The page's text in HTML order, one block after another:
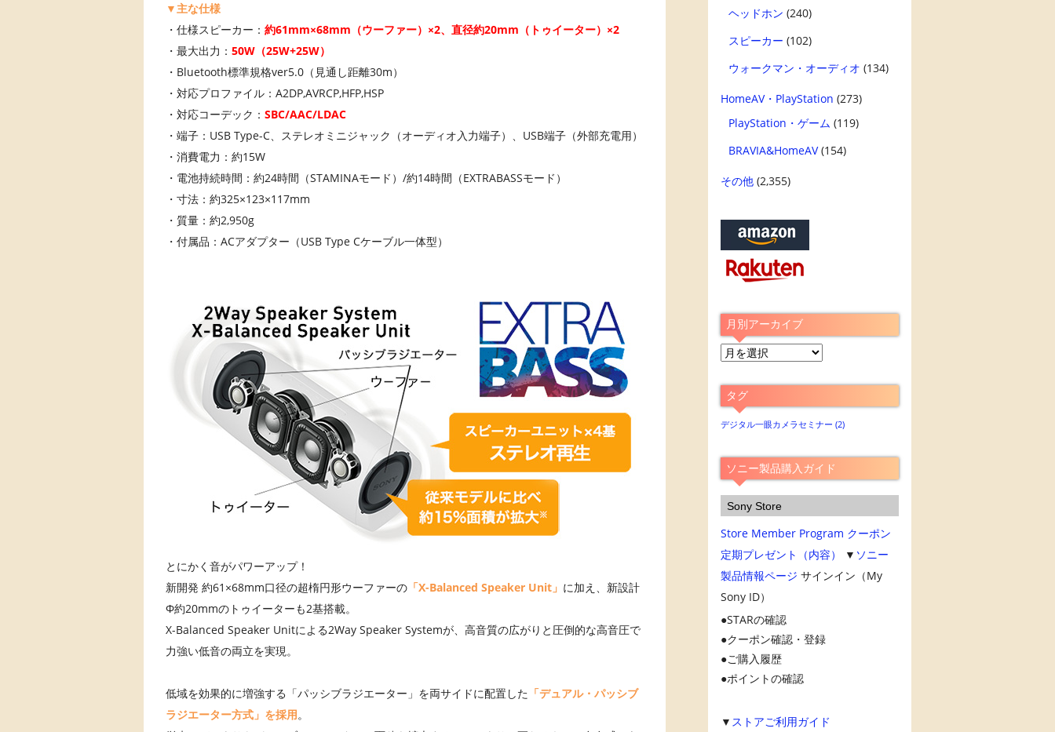
▼主な仕様
・仕様スピーカー： 約61mm×68mm（ウーファー）×2、直径約20mm（トゥイーター）×2
・最大出力： 50W（25W+25W）
・Bluetooth標準規格ver5.0（見通し距離30m）
・対応プロファイル：A2DP,AVRCP,HFP,HSP
・対応コーデック： SBC/AAC/LDAC
・端子：USB Type-C、ステレオミニジャック（オーディオ入力端子）、USB端子（外部充電用）
・消費電力：約15W
・電池持続時間：約24時間（STAMINAモード）/約14時間（EXTRABASSモード）
・寸法：約325×123×117mm
・質量：約2,950g
・付属品：ACアダプター（USB Type Cケーブル一体型）
とにかく音がパワーアップ！
新開発 約61×68mm口径の超楕円形ウーファーの「X-Balanced Speaker Unit」 に加え、新設計
Φ約20mmのトゥイーターも2基搭載。
X-Balanced Speaker Unitによる2Way Speaker Systemが、高音質の広がりと圧倒的な高音圧で
力強い低音の両立を実現。
低域を効果的に増強する「パッシブラジエーター」を両サイドに配置した 「デュアル・パッシブ
ラジエーター方式」を採用。
ヘッドホン (240)
スピーカー (102)
ウォークマン・オーディオ (134)
HomeAV・PlayStation (273)
PlayStation・ゲーム (119)
BRAVIA&HomeAV(154)
その他(2,355)
月別アーカイブ
月
ア
ー
カ
ブ
タグ
デジタル一眼カメラセミナー (2)
ソニー製品購入ガイド
Sony Store
Store Member Program クーポン
定期プレゼント（内容）
▼ ソニー
製品情報ページ サインイン（My
Sony ID）
STARの確認
クーポン確認・登録
ご購入履歴
ポイントの確認
▼ ストアご利用ガイド